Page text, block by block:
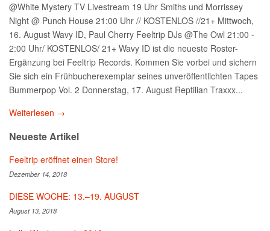
@White Mystery TV Livestream 19 Uhr Smiths und Morrissey
Night @ Punch House 21:00 Uhr // KOSTENLOS //21+ Mittwoch,
16. August Wavy ID, Paul Cherry Feeltrip DJs @The Owl 21:00 -
2:00 Uhr/ KOSTENLOS/ 21+ Wavy ID ist die neueste Roster-
Ergänzung bei Feeltrip Records. Kommen Sie vorbei und sichern
Sie sich ein Frühbucherexemplar seines unveröffentlichten Tapes
Bummerpop Vol. 2 Donnerstag, 17. August Reptilian Traxxx...
Weiterlesen →
Neueste Artikel
Feeltrip eröffnet einen Store!
Dezember 14, 2018
DIESE WOCHE: 13.–19. AUGUST
August 13, 2018